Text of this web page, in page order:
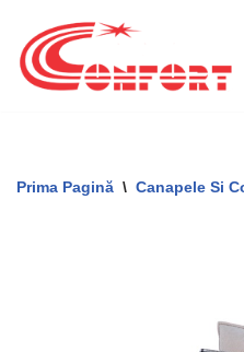
Sari
La
Prima Pagină \ Canapele Si